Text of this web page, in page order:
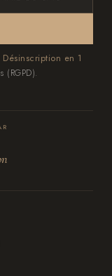
Désinscription en 1
(RGPD).